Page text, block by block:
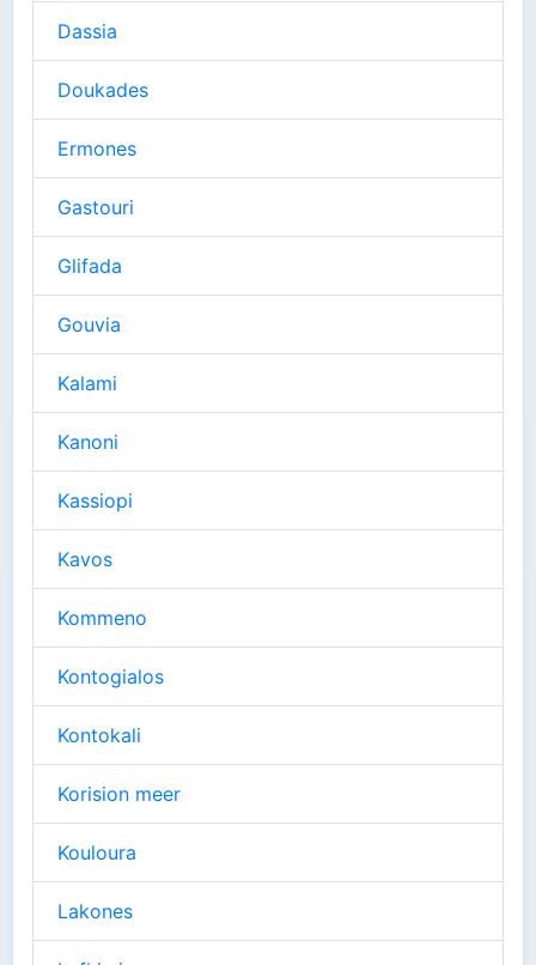
Dassia
Doukades
Ermones
Gastouri
Glifada
Gouvia
Kalami
Kanoni
Kassiopi
Kavos
Kommeno
Kontogialos
Kontokali
Korision meer
Kouloura
Lakones